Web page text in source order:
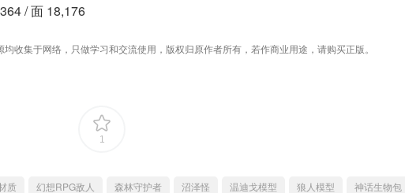
/ 面 18,176
集于网络，只做学习和交流使用，版权归原作者所有，若作商业用途，请购买正版。
1
质 幻想RPG敌人 森林守护者 沼泽怪 温迪戈模型 狼人模型
神话生物包